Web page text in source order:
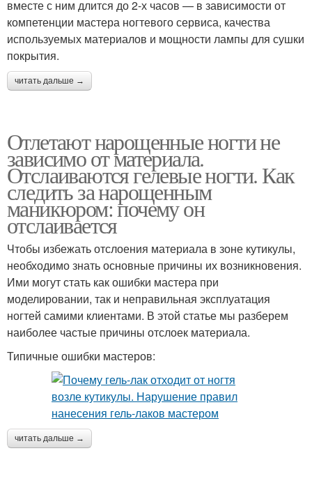
вместе с ним длится до 2-х часов — в зависимости от
компетенции мастера ногтевого сервиса, качества
используемых материалов и мощности лампы для сушки
покрытия.
читать дальше →
Отлетают нарощенные ногти не
зависимо от материала.
Отслаиваются гелевые ногти. Как
следить за нарощенным
маникюром: почему он
отслаивается
Чтобы избежать отслоения материала в зоне кутикулы,
необходимо знать основные причины их возникновения.
Ими могут стать как ошибки мастера при
моделировании, так и неправильная эксплуатация
ногтей самими клиентами. В этой статье мы разберем
наиболее частые причины отслоек материала.
Типичные ошибки мастеров:
читать дальше →